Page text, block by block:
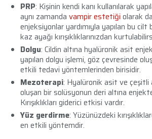
PRP: Kişinin kendi kanı kullanılarak
aynı zamanda vampir estetiği olarak
enjeksiyonlar yardımıyla yapılan bu cilt
kaz ayağı kırışıklıklarınızdan
Dolgu: Cildin altına hyalüronik asit
yapılan dolgu işlemi, göz çevresinde
etkili tedavi yöntemlerinden birisidir.
Mezoterapi: Hyalüronik asit ve çeşitli
oluşan bir solüsyonun deri altına
Kırışıklıkları giderici etkisi vardır.
Yüz gerdirme: Yüzünüzdeki
en etkili yöntemdir.